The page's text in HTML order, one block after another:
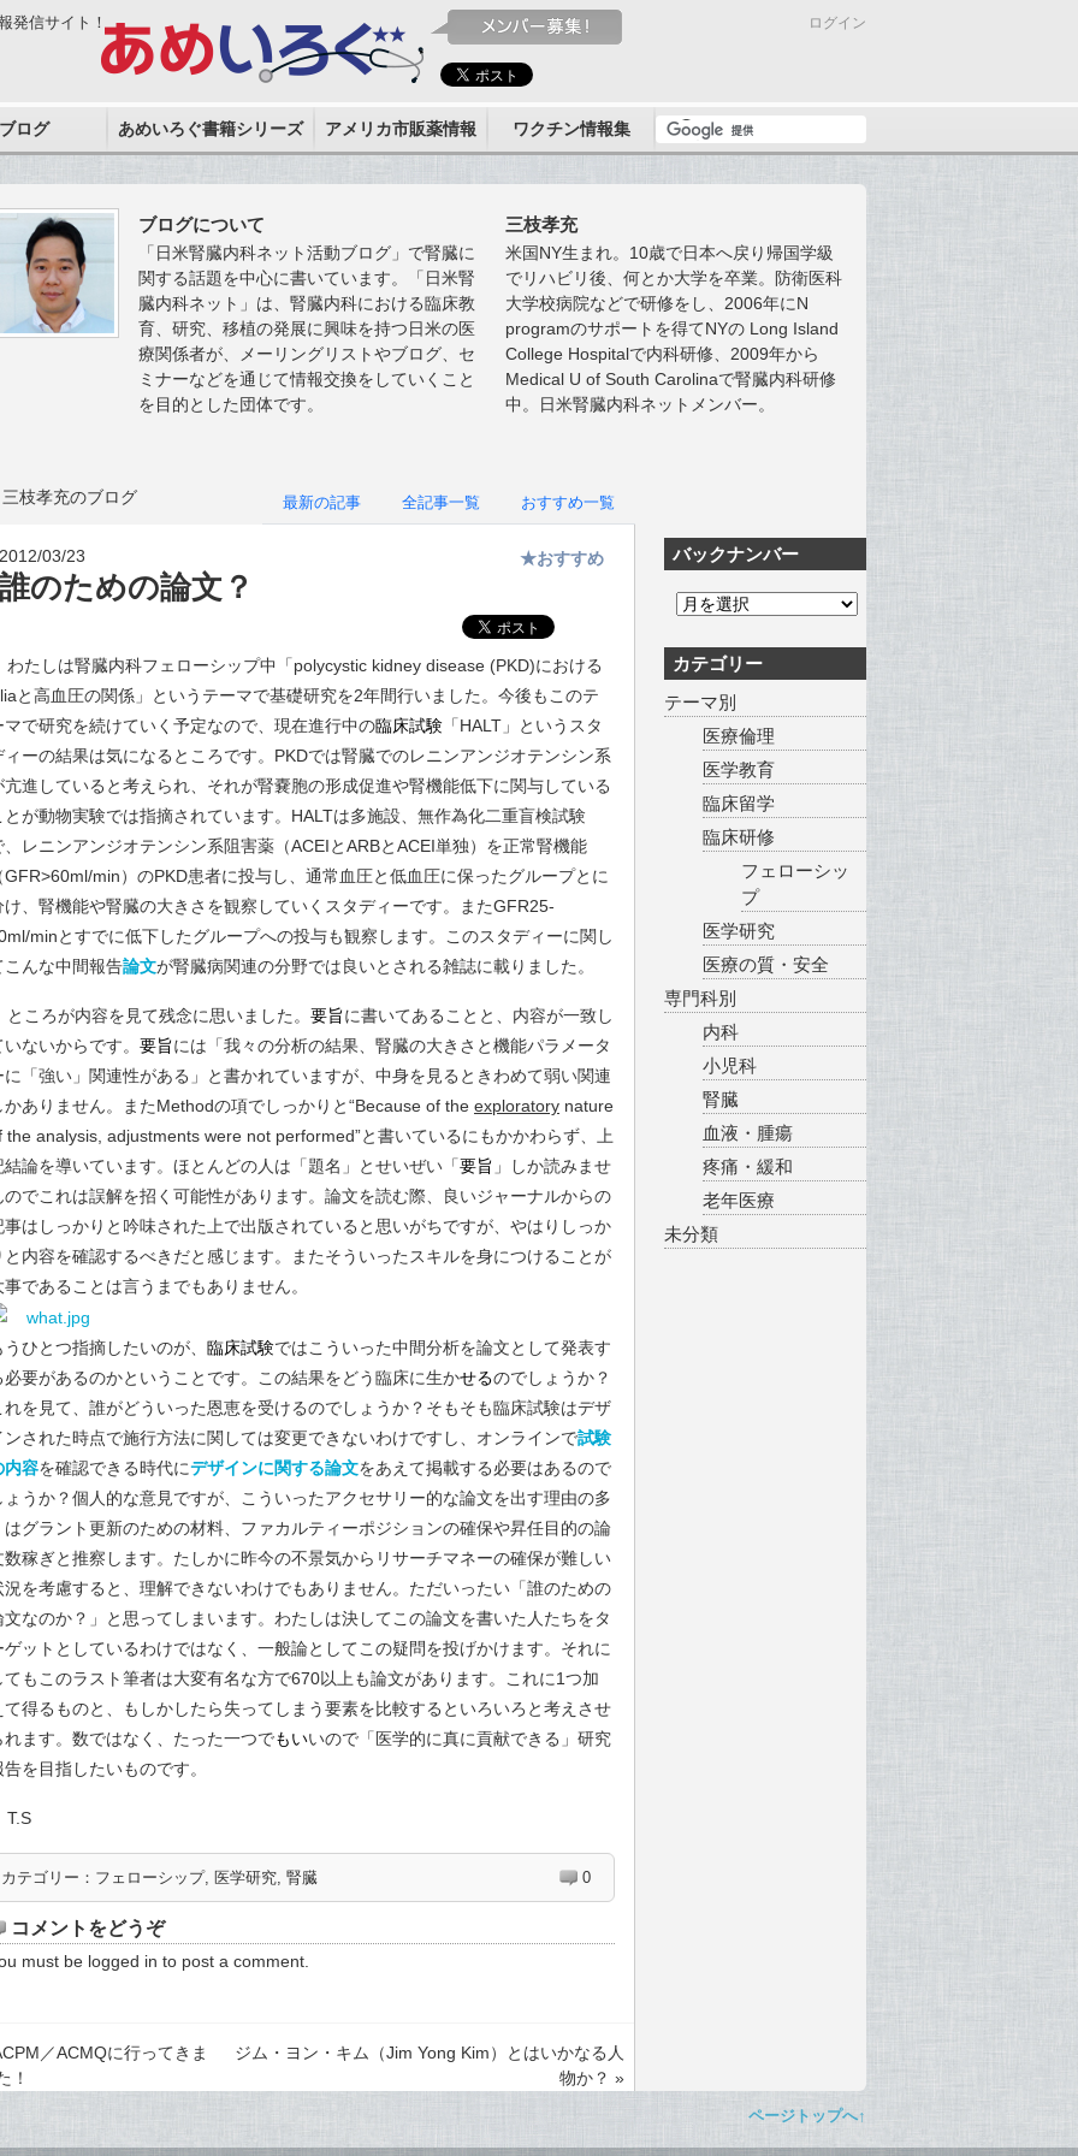
発信サイト！ ログイン
ログ あめいろぐ書籍シリーズ アメリカ市販薬情報 ワクチン情報集
ブログについて
「日米腎臓内科ネット活動ブログ」で腎臓に
関する話題を中心に書いています。「日米腎
臓内科ネット」は、腎臓内科における臨床教
育、研究、移植の発展に興味を持つ日米の医
療関係者が、メーリングリストやブログ、セ
ミナーなどを通じて情報交換をしていくこと
を目的とした団体です。
三枝孝充
米国NY生まれ。10歳で日本へ戻り帰国学級
でリハビリ後、何とか大学を卒業。防衛医科
大学校病院などで研修をし、2006年にN
programのサポートを得てNYの Long Island
College Hospitalで内科研修、2009年から
Medical U of South Carolinaで腎臓内科研修
中。日米腎臓内科ネットメンバー。
三枝孝充のブログ 最新の記事 全記事一覧 おすすめ一覧
2012/03/23
誰のための論文？
★おすすめ
わたしは腎臓内科フェローシップ中「polycystic kidney disease (PKD)における
と高血圧の関係」というテーマで基礎研究を2年間行いました。今後もこのテ
マで研究を続けていく予定なので、現在進行中の臨床試験 「HALT」というスタ
ィーの結果は気になるところです。PKDでは腎臓でのレニンアンジオテンシン系
亢進していると考えられ、それが腎嚢胞の形成促進や腎機能低下に関与している
とが動物実験では指摘されています。HALTは多施設、無作為化二重盲検試験
、レニンアンジオテンシン系阻害薬（ACEIとARBとACEI単独）を正常腎機能
GFR>60ml/min）のPKD患者に投与し、通常血圧と低血圧に保ったグループとに
け、腎機能や腎臓の大きさを観察していくスタディーです。またGFR25-
minとすでに低下したグループへの投与も観察します。このスタディーに関し
こんな中間報告論文が腎臓病関連の分野では良いとされる雑誌に載りました。
ところが内容を見て残念に思いました。 要旨に書いてあることと、内容が一致し
いないからです。 要旨には「我々の分析の結果、腎臓の大きさと機能パラメータ
に「強い」関連性がある」と書かれていますが、中身を見るときわめて弱い関連
かありません。またMethodの項でしっかりと“Because of the exploratory nature
the analysis, adjustments were not performed”と書いているにもかかわらず、上
結論を導いています。ほとんどの人は「題名」とせいぜい「要旨 」しか読みませ
のでこれは誤解を招く可能性があります。論文を読む際、良いジャーナルからの
事はしっかりと吟味された上で出版されていると思いがちですが、やはりしっか
と内容を確認するべきだと感じます。またそういったスキルを身につけることが
事であることは言うまでもありません。
うひとつ指摘したいのが、 臨床試験ではこういった中間分析を論文として発表す
必要があるのかということです。この結果をどう臨床に生かせるのでしょうか？
れを見て、誰がどういった恩恵を受けるのでしょうか？そもそも臨床試験はデザ
ンされた時点で施行方法に関しては変更できないわけですし、オンラインで試験
内容を確認できる時代にデザインに関する論文をあえて掲載する必要はあるので
ょうか？個人的な意見ですが、こういったアクセサリー的な論文を出す理由の多
はグラント更新のための材料、ファカルティーポジションの確保や昇任目的の論
数稼ぎと推察します。たしかに昨今の不景気からリサーチマネーの確保が難しい
況を考慮すると、理解できないわけでもありません。ただいったい「誰のための
文なのか？」と思ってしまいます。わたしは決してこの論文を書いた人たちをタ
ゲットとしているわけではなく、一般論としてこの疑問を投げかけます。それに
てもこのラスト筆者は大変有名な方で670以上も論文があります。これに1つ加
て得るものと、もしかしたら失ってしまう要素を比較するといろいろと考えさせ
れます。数ではなく、たった一つでもいいので「医学的に真に貢献できる」研究
告を目指したいものです。
T.S
カテゴリー： フェローシップ, 医学研究 腎臓 0
コメントをどうぞ
must be logged in to post a comment.
／ACMQに行ってきま
！
ジム・ヨン・キム（Jim Yong Kim）とはいかなる人
物か？ »
バックナンバー
カテゴリー
テーマ別
医療倫理
医学教育
臨床留学
臨床研修
フェローシッ
プ
医学研究
医療の質・安全
専門科別
内科
小児科
腎臓
血液・腫瘍
疼痛・緩和
老年医療
未分類
ページトップへ↑